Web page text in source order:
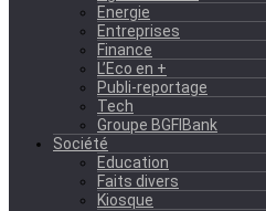
Energie
Entreprises
Finance
L’Eco en +
Publi-reportage
Tech
Groupe BGFIBank
Société
Education
Faits divers
Kiosque